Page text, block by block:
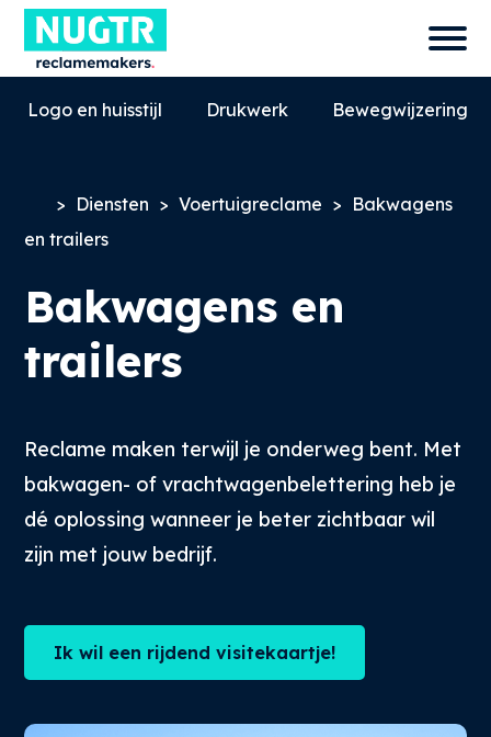
info@nugtr.nl
Ecopark 63, 8305 BJ, Emmeloord
Logo en huisstijl Drukwerk Bewegwijzering
> Diensten > Voertuigreclame > Bakwagens
en trailers
Bakwagens en
trailers
Reclame maken terwijl je onderweg bent. Met
bakwagen- of vrachtwagenbelettering heb je
dé oplossing wanneer je beter zichtbaar wil
zijn met jouw bedrijf.
Ik wil een rijdend visitekaartje!